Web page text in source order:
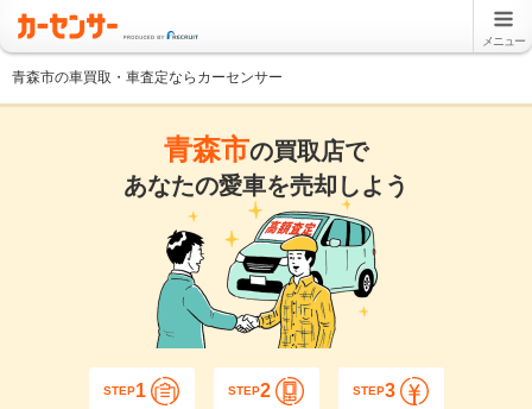
メニュー
青森市の車買取・車査定ならカーセンサー
青森市の買取店で
あなたの愛車を売却しよう
STEP1 STEP2 STEP3